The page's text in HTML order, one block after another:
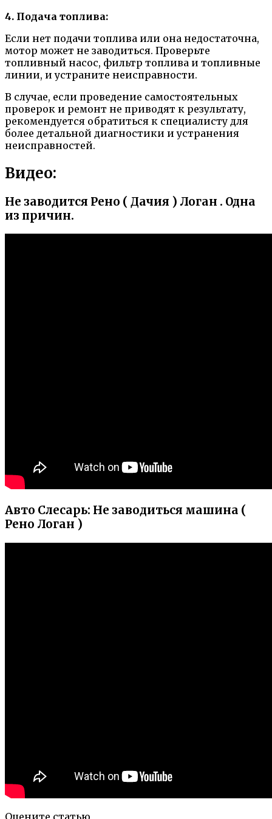
4. Подача топлива:
Если нет подачи топлива или она недостаточна,
мотор может не заводиться. Проверьте
топливный насос, фильтр топлива и топливные
линии, и устраните неисправности.
В случае, если проведение самостоятельных
проверок и ремонт не приводят к результату,
рекомендуется обратиться к специалисту для
более детальной диагностики и устранения
неисправностей.
Видео:
Не заводится Рено ( Дачия ) Логан . Одна
из причин.
Авто Слесарь: Не заводиться машина (
Рено Логан )
Оцените статью